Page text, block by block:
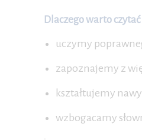
Dlaczego warto
uczymy
zapoznajemy z
kształtujemy
wzbogacamy